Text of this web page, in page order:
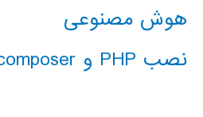
هوش مصنوعی
نصب PHP و composer در ویندوز 10